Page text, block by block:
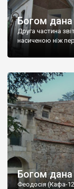
Богом
Друга частина
насиченою ніж
Богом
Феодосія (Кафа-